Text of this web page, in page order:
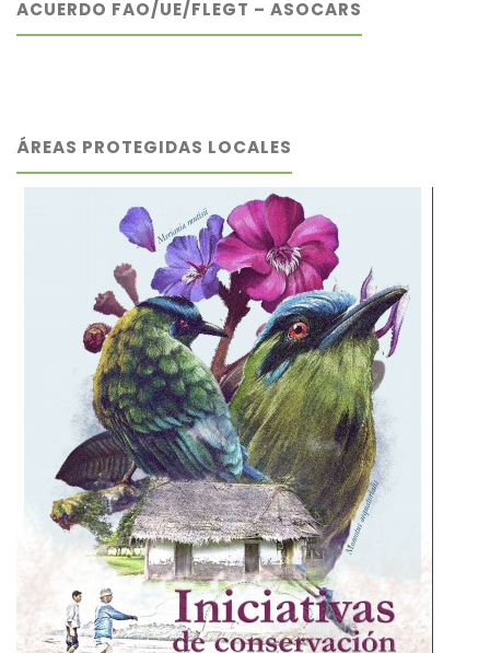
ACUERDO FAO/UE/FLEGT – ASOCARS
ÁREAS PROTEGIDAS LOCALES